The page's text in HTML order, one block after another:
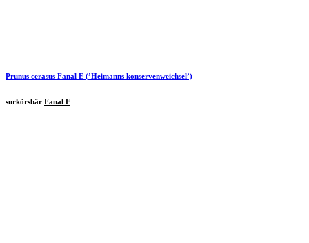
Prunus cerasus Fanal E (’Heimanns konservenweichsel’)
surkörsbär Fanal E